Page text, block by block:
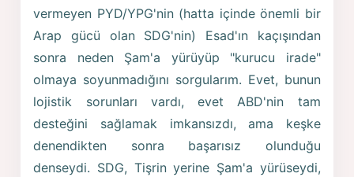
vermeyen PYD/YPG'nin (hatta içinde önemli bir
Arap gücü olan SDG'nin) Esad'ın kaçışından
sonra neden Şam'a yürüyüp "kurucu irade"
olmaya soyunmadığını sorgularım. Evet, bunun
lojistik sorunları vardı, evet ABD'nin tam
desteğini sağlamak imkansızdı, ama keşke
denendikten sonra başarısız olunduğu
denseydi. SDG, Tişrin yerine Şam'a yürüseydi,